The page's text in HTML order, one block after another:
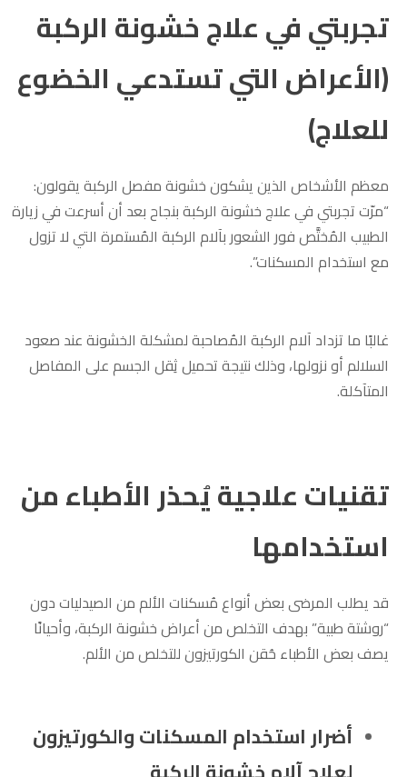
تجربتي في علاج خشونة الركبة
(الأعراض التي تستدعي الخضوع
للعلاج)
معظم الأشخاص الذين يشكون خشونة مفصل الركبة يقولون:
“مرّت تجربتي في علاج خشونة الركبة بنجاح بعد أن أسرعت في زيارة
الطبيب المُختَّص فور الشعور بآلام الركبة المُستمرة التي لا تزول
مع استخدام المسكنات”.
غالبًا ما تزداد آلام الركبة المُصاحبة لمشكلة الخشونة عند صعود
السلالم أو نزولها، وذلك نتيجة تحميل ثِقل الجسم على المفاصل
المتآكلة.
تقنيات علاجية يُحذر الأطباء من
استخدامها
قد يطلب المرضى بعض أنواع مُسكنات الألم من الصيدليات دون
“روشتة طبية” بهدف التخلص من أعراض خشونة الركبة، وأحيانًا
يصف بعض الأطباء حُقن الكورتيزون للتخلص من الألم.
أضرار استخدام المسكنات والكورتيزون